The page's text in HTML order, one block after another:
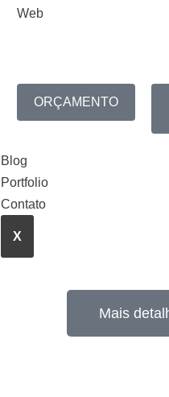
Web
ORÇAMENTO
Blog
Portfolio
Contato
X
Mais